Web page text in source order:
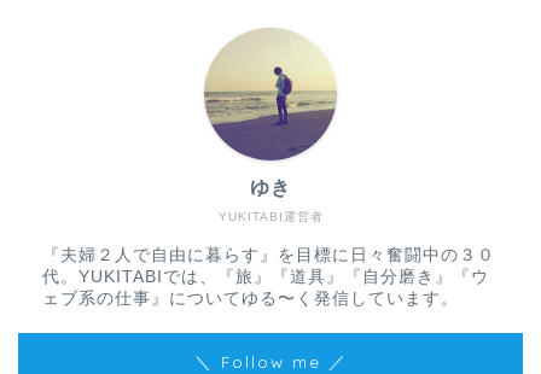
YUKITABI運営者
ゆき
『夫婦２人で自由に暮らす』を目標に日々奮闘中の３０
代。YUKITABIでは、『旅』『道具』『自分磨き』『ウ
ェブ系の仕事』についてゆる〜く発信しています。
＼ Follow me ／